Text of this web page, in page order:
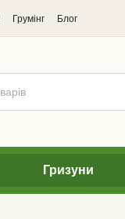
Грумінг
Блог
Гризуни